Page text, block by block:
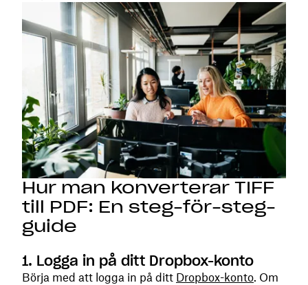
Hur man konverterar TIFF
till PDF: En steg-för-steg-
guide
1. Logga in på ditt Dropbox-konto
Börja med att logga in på ditt Dropbox-konto. Om